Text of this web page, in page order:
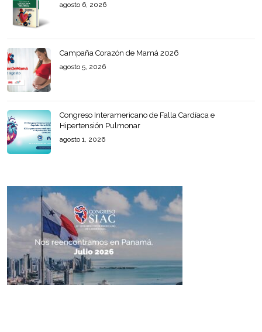
agosto 6, 2026
Campaña Corazón de Mamá 2026
agosto 5, 2026
Congreso Interamericano de Falla Cardíaca e
Hipertensión Pulmonar
agosto 1, 2026